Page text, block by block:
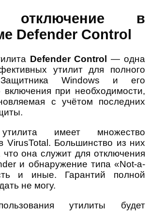
отключение в
Defender Control
Defender Control
— одна
утилит для полного
Защитника Windows и его
включения при необходимости,
с учётом последних
имеет множество
VirusTotal. Большинство из них
что она служит для отключения
и обнаружение типа «Not-a-
и иные. Гарантий полной
не могу.
утилиты будет